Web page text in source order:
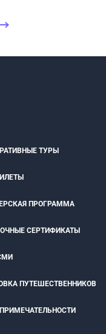
ТУРЫ
ПРОГРАММА
СЕРТИФИКАТЫ
ПУТЕШЕСТВЕННИКОВ